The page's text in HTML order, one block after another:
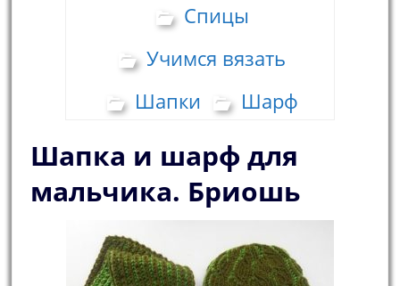
Спицы
Учимся вязать
Шапки
Шарф
Шапка и шарф для
мальчика. Бриошь